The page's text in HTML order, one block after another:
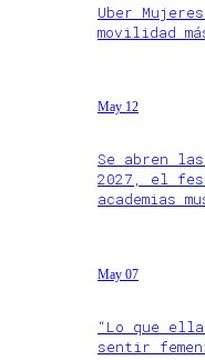
Uber
movilidad
May 12
Se abren
2027, el
academias
May 07
“Lo que
sentir